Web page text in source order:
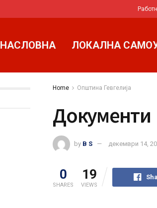
НАСЛОВНА ЛОКАЛНА
Home Општина Гевгелија
Документи
by B S декември 14,
0
SHARES
19
VIEWS